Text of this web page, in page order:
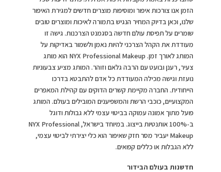
הזמן אנו צורכות איפור ומוסיפות מוצרים חדשים למגירת האיפור
שלנו, וכאן בדיוק המחיר הנגיש בתמורה לאיכות ומוצרים טובים
שומרים על תפיסת עולם חדשה בסגמנט הצרכנות. גישה זו
מעודדת את הקהל הצרכני להיות נאמן ולשמור באדיקות על
המותג לאורך זמן. NYX Professional Makeup הוא מותג
צעיר, רענן ובועט עם הרבה גלאם וזוהר. המותג מציע צבעוניות
נועזת וגישה מכילה המעודדת כל אדם להתבטא בדרכו
הייחודית. החברה מקיימת קשרים הדוקים עם קהילת המאפרים
המקצועיים, כוכבי הרשת והמשפיענים המובילים בעולם. המותג
פועל מתוך אמונה עמוקה בביטוי עצמי ללא גבולות ודוגל
ב-100% אותנטיות בייצוג. במיוחד בישראל, NYX Professional
Makeup יעביר מסר חזק שאיפור הוא כלי יצירתי לביטוי עצמי,
ללא הגבלות או כללים קפואים.
חדשנות בעולם הבידור